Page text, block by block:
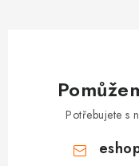
Potřebujete s